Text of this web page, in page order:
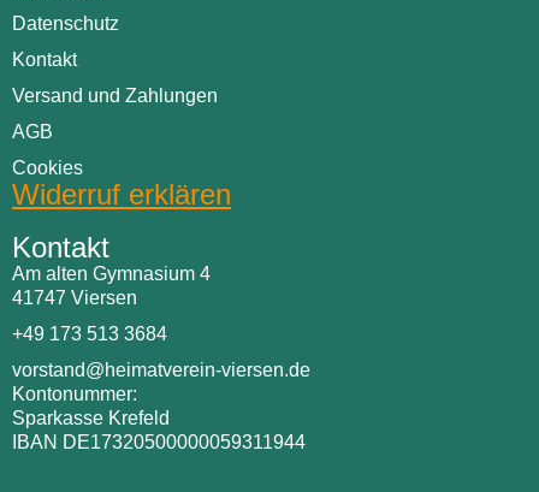
Datenschutz
Kontakt
Versand und Zahlungen
AGB
Cookies
Widerruf erklären
Kontakt
Am alten Gymnasium 4
41747 Viersen
+49 173 513 3684
vorstand@heimatverein-viersen.de
Kontonummer:
Sparkasse Krefeld
IBAN DE17320500000059311944